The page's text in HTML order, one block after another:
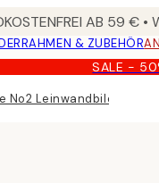
AB 59 € •
RAHMEN & ZUBEHÖR
SALE -
No2 Leinwandbild